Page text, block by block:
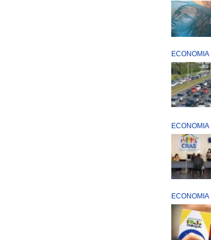
ECONOMIA
ECONOMIA
ECONOMIA